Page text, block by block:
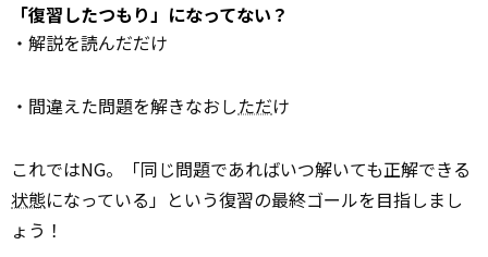
「復習したつもり」になってない？
・解説を読んだだけ
・間違えた問題を解きなおしただけ
これではNG。「同じ問題であればいつ解いても正解できる
状態になっている」という復習の最終ゴールを目指しまし
ょう！